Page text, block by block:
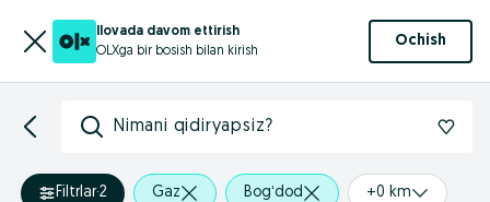
Ilovada davom ettirish
OLXga bir bosish bilan kirish
Ochish
Nimani qidiryapsiz?
Filtrlar·2 Gaz Bogʻdod +0 km